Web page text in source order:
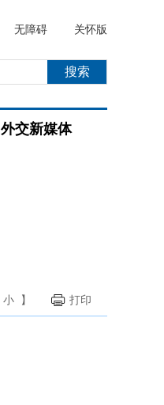
无障碍 关怀版
外交新媒体
小 】 打印